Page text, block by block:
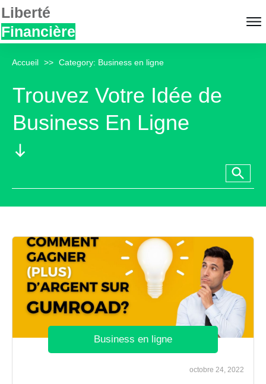
Liberté
Financière
Accueil >> Category: Business en ligne
Trouvez Votre Idée de
Business En Ligne
Business en ligne
octobre 24, 2022